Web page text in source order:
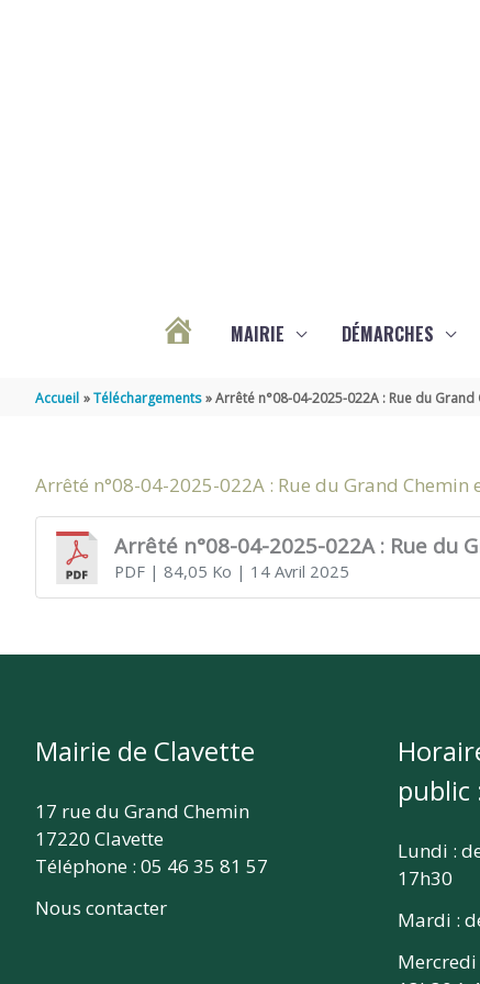
MAIRIE DÉMARCHES
Accueil Téléchargements Arrêté n°08-04-2025-022A : Rue du
Arrêté n°08-04-2025-022A : Rue du Grand Chemin
Arrêté n°08-04-2025-022A : Rue du
PDF| 84,05 Ko | 14 Avril 2025
Mairie de Clavette
17 rue du Grand Chemin
17220 Clavette
Téléphone : 05 46 35 81 57
Nous contacter
public
Lundi :
17h30
Mardi :
Mercredi